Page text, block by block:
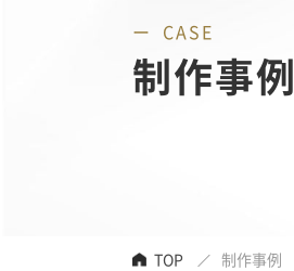
CASE
制作事例
TOP 制作事例